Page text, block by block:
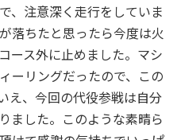
、注意深く走行をしていま
落ちたと思ったら今度は火
ース外に止めました。マシ
ーリングだったので、この
え、今回の代役参戦は自分
ました。このような素晴ら